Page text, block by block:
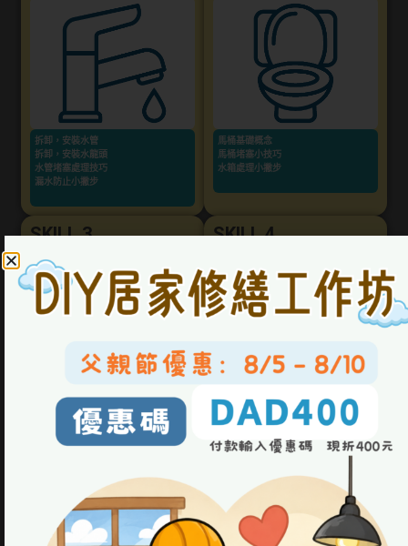
拆卸，安裝水管
拆卸，安裝水龍頭
水管堵塞處理技巧
漏水防止小撇步
馬桶基礎概念
馬桶堵塞小技巧
水箱處理小撇步
SKILL 3
手工具使用技巧
電動工具使用技巧
木板組裝體驗
SKILL 4
矽利康槍使用技巧
DIY刮膠工具
修飾膠條技巧
去除矽利康技巧
SKILL 6
櫃門鉸鍊篇